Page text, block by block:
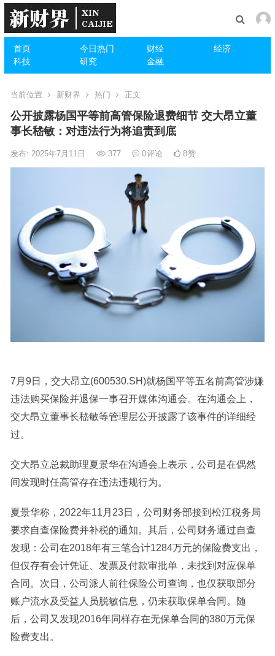
首页 今日热门 财经
经济
科技
研究 金融
当前位置 新财界 热门 正文
公开披露杨国平等前高管保险退费细节 交大昂立董
事长嵇敏：对违法行为将追责到底
发布: 2025年7月11日 377 0评论 8赞
7月9日，交大昂立(600530.SH)就杨国平等五名前高管涉嫌
违法购买保险并退保一事召开媒体沟通会。在沟通会上，
交大昂立董事长嵇敏等管理层公开披露了该事件的详细经
过。
交大昂立总裁助理夏景华在沟通会上表示，公司是在偶然
间发现时任高管存在违法违规行为。
夏景华称，2022年11月23日，公司财务部接到松江税务局
要求自查保险费并补税的通知。其后，公司财务通过自查
发现：公司在2018年有三笔合计1284万元的保险费支出，
但仅存有会计凭证、发票及付款审批单，未找到对应保单
合同。次日，公司派人前往保险公司查询，也仅获取部分
账户流水及受益人员脱敏信息，仍未获取保单合同。随
后，公司又发现2016年同样存在无保单合同的380万元保
险费支出。